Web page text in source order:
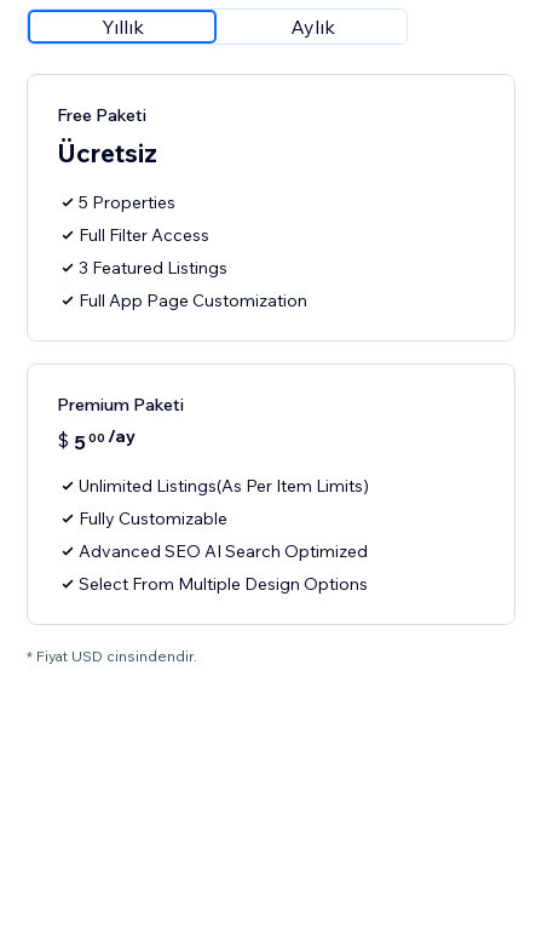
Yıllık Aylık
Free Paketi
Ücretsiz
5 Properties
Full Filter Access
3 Featured Listings
Full App Page Customization
Premium Paketi
$ 500 /ay
Unlimited Listings(As Per Item Limits)
Fully Customizable
Advanced SEO AI Search Optimized
Select From Multiple Design Options
* Fiyat USD cinsindendir.